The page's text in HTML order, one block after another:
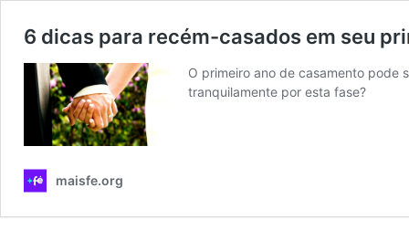
6 dicas para recém-casados em seu
O primeiro ano de casamento pode
tranquilamente por esta fase?
maisfe.org